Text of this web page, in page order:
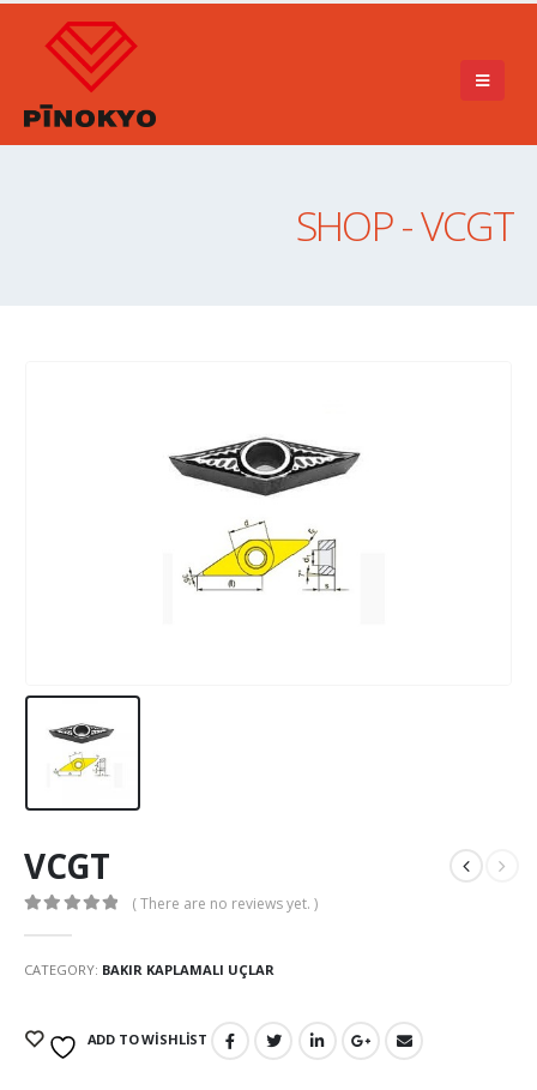
SHOP - VCGT
VCGT
( There are no reviews yet. )
CATEGORY: BAKIR KAPLAMALI UÇLAR
ADD TO WISHLIST